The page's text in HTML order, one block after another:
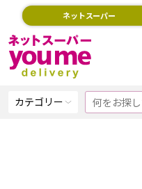
ネットスーパー
カテゴリー